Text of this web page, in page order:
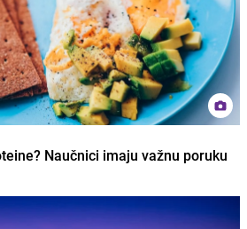
Naučnici imaju važnu poruku